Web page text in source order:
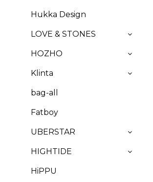
Hukka Design
LOVE & STONES
HOZHO
Klinta
bag-all
Fatboy
UBERSTAR
HIGHTIDE
HiPPU